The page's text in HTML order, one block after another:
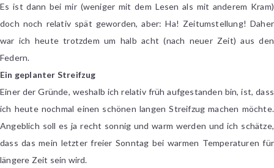
Es ist dann bei mir (weniger mit dem Lesen als mit anderem Kram)
doch noch relativ spät geworden, aber: Ha! Zeitumstellung! Daher
war ich heute trotzdem um halb acht (nach neuer Zeit) aus den
Federn.
Ein geplanter Streifzug
Einer der Gründe, weshalb ich relativ früh aufgestanden bin, ist, dass
ich heute nochmal einen schönen langen Streifzug machen möchte.
Angeblich soll es ja recht sonnig und warm werden und ich schätze,
dass das mein letzter freier Sonntag bei warmen Temperaturen für
längere Zeit sein wird.